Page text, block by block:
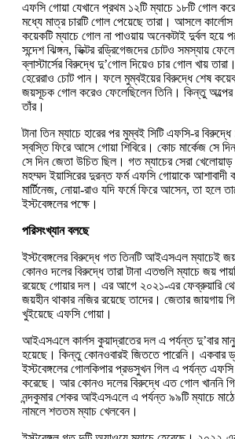
এফসি গোয়া যেখানে প্রথম ১২টি ম্যাচে ১৮টি গোল
মধ্যে মাত্র চারটি গোল পেয়েছে তারা। আসলে কার্লোস
কয়েকটি ম্যাচে গোল না পাওয়ায় অনেকটাই দুর্বল হয়ে
সন্দেশ ঝিঙ্গন, ভিক্টর রড্রিগেজদের চোটও সমস্যায়
ব্লাস্টার্সের বিরুদ্ধে দু’গোল দিয়েও চার গোল খায়
হেরেরাও চোট পান। ফলে মুম্বইয়ের বিরুদ্ধে শেষ
জয়সূচক গোল করেও ফেলেছিলেন তিনি। কিন্তু
তাঁর।
টানা তিন ম্যাচে হারের পর মুম্বই সিটি এফসি-র
স্বস্তি ফিরে আসে গোয়া শিবিরে। কোচ মার্কেজ সে
সে দিন জেতা উচিত ছিল। গত ম্যাচের সেরা
মহম্মদ ইয়াসিরের দুরন্ত ফর্ম এফসি গোয়াকে
মার্টিনেজ, নোয়া-রাও যদি ফর্মে ফিরে আসেন, তা হলে
ইস্টবেঙ্গলের পক্ষে।
পরিসংখ্যান বলছে
ইস্টবেঙ্গলের বিরুদ্ধে গত তিনটি আইএসএল ম্যাচেই
কোনও দলের বিরুদ্ধে তারা টানা এতগুলি ম্যাচে জয়
রয়েছে গোয়ার দল। এর আগে ২০২১-এর ফেব্রুয়ারি
জয়হীন থাকার নজির রয়েছে তাদের। জেতার জায়গায়
খুইয়েছে এফসি গোয়া।
আইএসএলে কার্লস কুয়াদ্রাতের দল এ পর্যন্ত দু’বার
হয়েছে। কিন্তু কোনওবারই জিততে পারেনি। একবার
ইস্টবেঙ্গলের গোলকিপার প্রভসুখন গিল এ পর্যন্ত
করেছে। আর কোনও দলের বিরুদ্ধে এত গোল খাননি
নন্দকুমার শেকর আইএসএলে এ পর্যন্ত ৯৯টি ম্যাচে মাঠে
নামলে শততম ম্যাচ খেলবেন।